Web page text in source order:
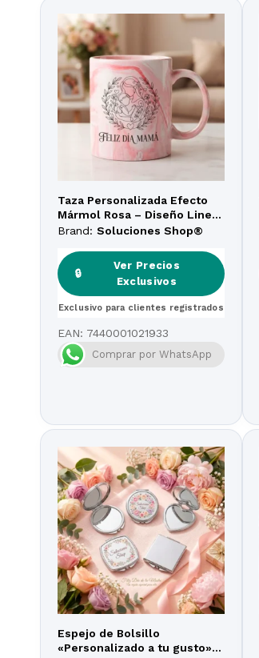
Taza Personalizada Efecto
Mármol Rosa – Diseño Lineal
«Día de la Madre»
Brand: Soluciones Shop®
🔒
Ver Precios
Exclusivos
Exclusivo para clientes registrados
EAN: 7440001021933
Comprar por WhatsApp
Espejo de Bolsillo
«Personalizado a tu gusto» –